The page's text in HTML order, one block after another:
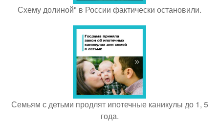
Схему долиной" в России фактически остановили.
Семьям с детьми продлят ипотечные каникулы до 1, 5
года.